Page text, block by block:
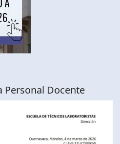
Personal Docente